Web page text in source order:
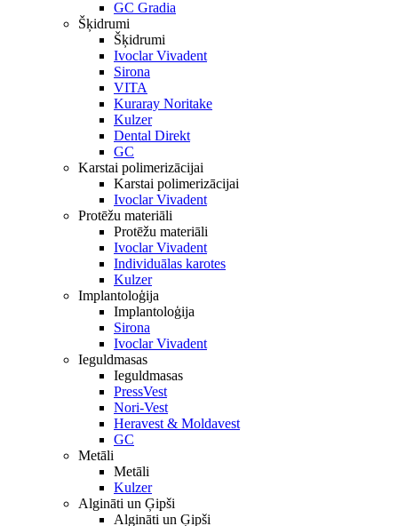
GC Gradia
Šķidrumi
Šķidrumi
Ivoclar Vivadent
Sirona
VITA
Kuraray Noritake
Kulzer
Dental Direkt
GC
Karstai polimerizācijai
Karstai polimerizācijai
Ivoclar Vivadent
Protēžu materiāli
Protēžu materiāli
Ivoclar Vivadent
Individuālas karotes
Kulzer
Implantoloģija
Implantoloģija
Sirona
Ivoclar Vivadent
Ieguldmasas
Ieguldmasas
PressVest
Nori-Vest
Heravest & Moldavest
GC
Metāli
Metāli
Kulzer
Algināti un Ģipši
Algināti un Ģipši